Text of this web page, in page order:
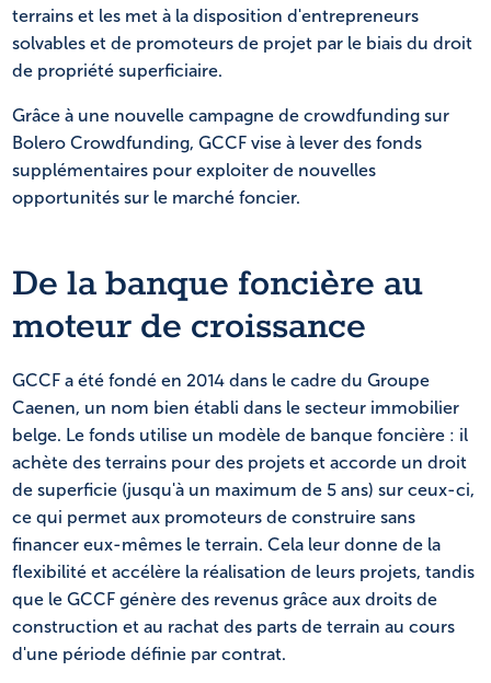
terrains et les met à la disposition d'entrepreneurs
solvables et de promoteurs de projet par le biais du droit
de propriété superficiaire.
Grâce à une nouvelle campagne de crowdfunding sur
Bolero Crowdfunding, GCCF vise à lever des fonds
supplémentaires pour exploiter de nouvelles
opportunités sur le marché foncier.
De la banque foncière au
moteur de croissance
GCCF a été fondé en 2014 dans le cadre du Groupe
Caenen, un nom bien établi dans le secteur immobilier
belge. Le fonds utilise un modèle de banque foncière : il
achète des terrains pour des projets et accorde un droit
de superficie (jusqu'à un maximum de 5 ans) sur ceux-ci,
ce qui permet aux promoteurs de construire sans
financer eux-mêmes le terrain. Cela leur donne de la
flexibilité et accélère la réalisation de leurs projets, tandis
que le GCCF génère des revenus grâce aux droits de
construction et au rachat des parts de terrain au cours
d'une période définie par contrat.